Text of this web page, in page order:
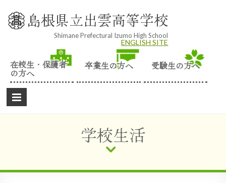
content 島根県立出雲高等学校
Shimane Prefectural Izumo High School
ENGLISH SITE
在校生・保護者
の方へ
卒業生の方へ 受験生の方へ
学校生活